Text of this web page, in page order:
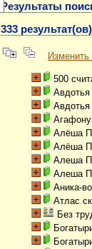
Результаты
333
Изменить
500
Авдотья
Авдотья
Алёша
Алёша
Алеша
Алеша
Аника-
Атлас
Без